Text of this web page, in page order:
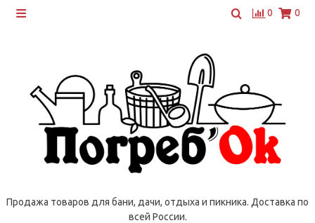
0 0
Продажа товаров для бани, дачи, отдыха и пикника. Доставка по
всей России.